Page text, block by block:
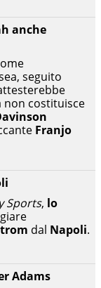
Adams
Sports, lo
dal Napoli.
anche
seguito
non costituisce
Franjo